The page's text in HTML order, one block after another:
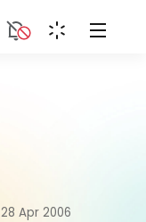
28 Apr 2006